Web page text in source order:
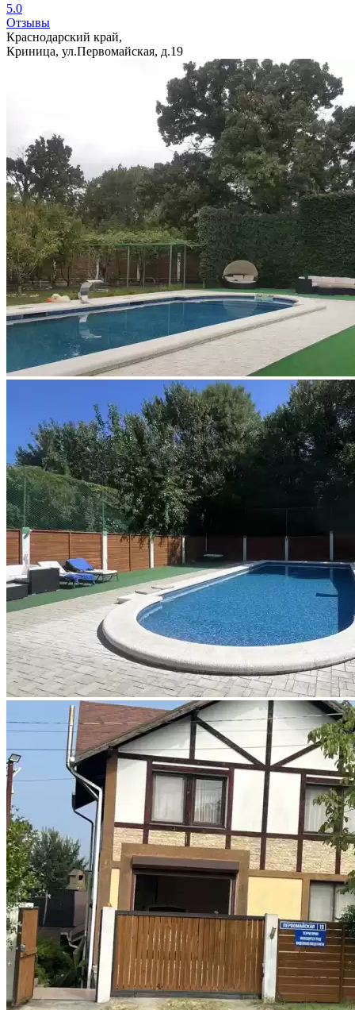
5.0
Отзывы
Краснодарский край,
Криница, ул.Первомайская, д.19